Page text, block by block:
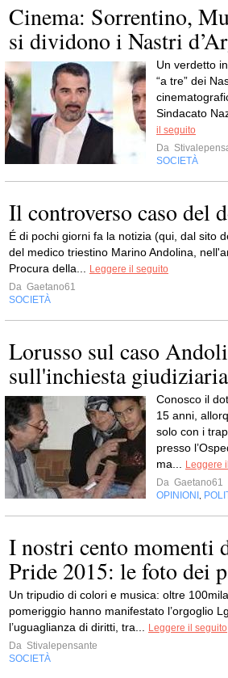
Cinema: Sorrentino,
si dividono i Nastri
Un verdetto
“a tre” dei
Sindacato
il seguito
Da
SOCIETÀ
Il controverso caso del
É di pochi giorni fa la notizia (qui, dal sito
del medico triestino Marino Andolina,
Procura della...
Leggere il seguito
Da Gaetano61
SOCIETÀ
Lorusso sul caso
sull'inchiesta
Conosco il
15 anni,
solo con i
presso
ma...
Leggere
Da Gaetano61
OPINIONI
I nostri cento momenti
Pride 2015: le foto dei
Un tripudio di colori e musica: oltre
pomeriggio hanno manifestato l’orgoglio
l’uguaglianza di diritti, tra...
Leggere il seguito
Da Stivalepensante
SOCIETÀ